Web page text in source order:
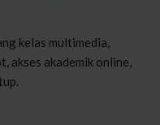
kelas multimedia,
akses akademik online,